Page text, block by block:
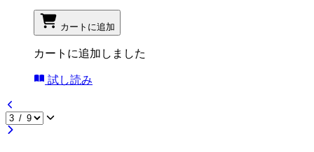
カートに追加
カートに追加しました
試し読み